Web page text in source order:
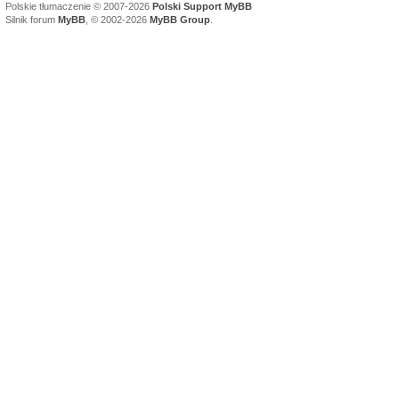
Polskie tłumaczenie © 2007-2026 Polski Support MyBB
Silnik forum MyBB , © 2002-2026 MyBB Group